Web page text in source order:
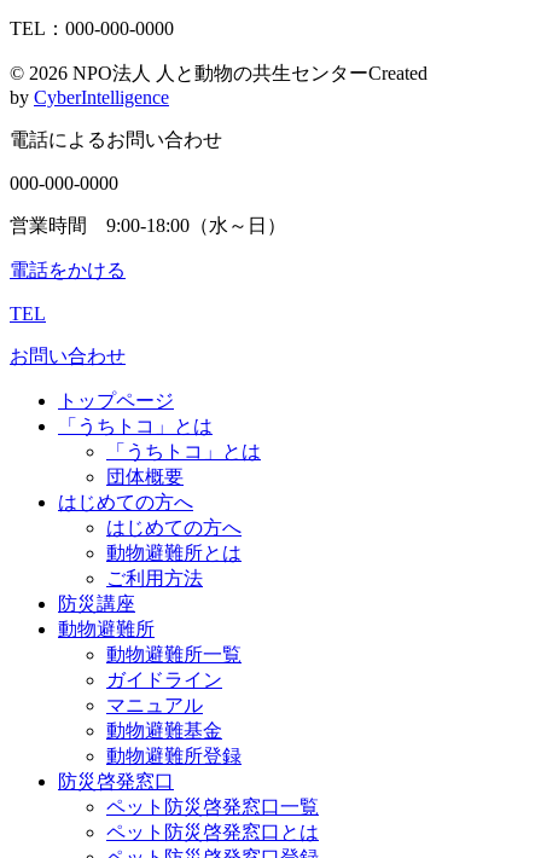
TEL：000-000-0000
© 2026 NPO法人 人と動物の共生センターCreated
by CyberIntelligence
電話によるお問い合わせ
000-000-0000
営業時間 9:00-18:00（水～日）
電話をかける
TEL
お問い合わせ
トップページ
「うちトコ」とは
「うちトコ」とは
団体概要
はじめての方へ
はじめての方へ
動物避難所とは
ご利用方法
防災講座
動物避難所
動物避難所一覧
ガイドライン
マニュアル
動物避難基金
動物避難所登録
防災啓発窓口
ペット防災啓発窓口一覧
ペット防災啓発窓口とは